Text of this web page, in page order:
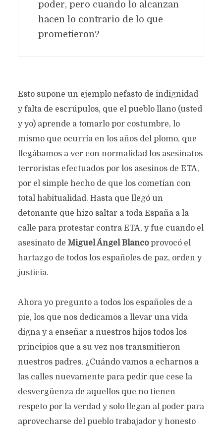
LA MENTIRA
INSTITUCIONALIZADA
Texto original dePedro Rivera Jaro
2 Minutos en leer
poder, pero cuando lo alcanzan
hacen lo contrario de lo que
prometieron?
Esto supone un ejemplo nefasto de indignidad
y falta de escrúpulos, que el pueblo llano (usted
y yo) aprende a tomarlo por costumbre, lo
mismo que ocurría en los años del plomo, que
llegábamos a ver con normalidad los asesinatos
terroristas efectuados por los asesinos de ETA,
por el simple hecho de que los cometían con
total habitualidad. Hasta que llegó un
detonante que hizo saltar a toda España a la
calle para protestar contra ETA, y fue cuando el
asesinato de Miguel Ángel Blancoprovocó el
hartazgo de todos los españoles de paz, orden y
justicia.
Ahora yo pregunto a todos los españoles de a
pie, los que nos dedicamos a llevar una vida
digna y a enseñar a nuestros hijos todos los
principios que a su vez nos transmitieron
nuestros padres, ¿Cuándo vamos a echarnos a
las calles nuevamente para pedir que cese la
desvergüenza de aquellos que no tienen
respeto por la verdad y solo llegan al poder para
aprovecharse del pueblo trabajador y honesto